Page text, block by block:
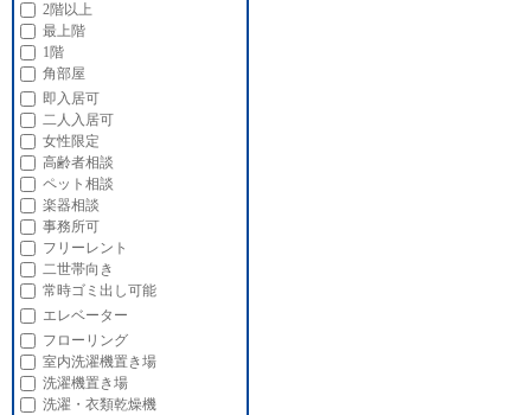
2階以上
最上階
1階
角部屋
即入居可
二人入居可
女性限定
高齢者相談
ペット相談
楽器相談
事務所可
フリーレント
二世帯向き
常時ゴミ出し可能
エレベーター
フローリング
室内洗濯機置き場
洗濯機置き場
洗濯・衣類乾燥機